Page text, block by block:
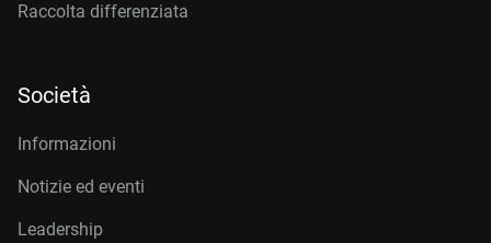
Raccolta differenziata
Società
Informazioni
Notizie ed eventi
Leadership